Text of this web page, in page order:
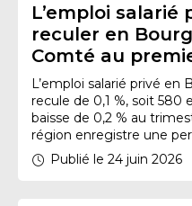
L’emploi
reculer en
Comté au
L’emploi salarié privé
recule de 0,1 %, soit 580
baisse de 0,2 % au
région enregistre une
Publié le 24 juin 2026